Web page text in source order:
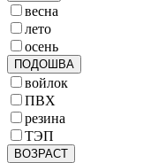
весна
лето
осень
ПОДОШВА
войлок
ПВХ
резина
ТЭП
ВОЗРАСТ